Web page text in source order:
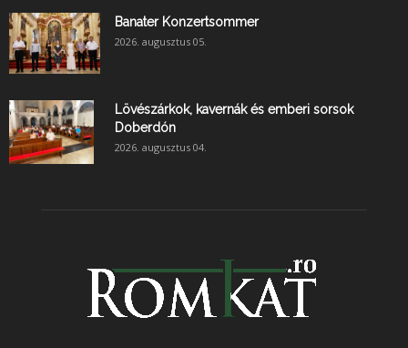
Banater Konzertsommer
2026. augusztus 05.
Lövészárkok, kavernák és emberi sorsok
Doberdón
2026. augusztus 04.